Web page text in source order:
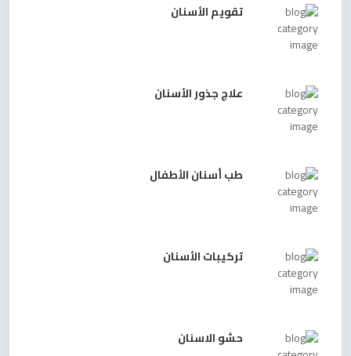
تقويم الأسنان
علاج جذور الأسنان
طب أسنان الأطفال
تركيبات الأسنان
حشو الاسنان